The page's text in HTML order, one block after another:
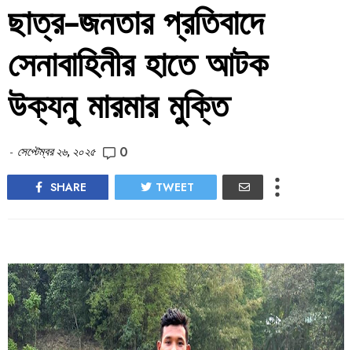
ছাত্র-জনতার প্রতিবাদে
সেনাবাহিনীর হাতে আটক
উক্যনু মারমার মুক্তি
- সেপ্টেম্বর ২৬, ২০২৫ 0
SHARE TWEET